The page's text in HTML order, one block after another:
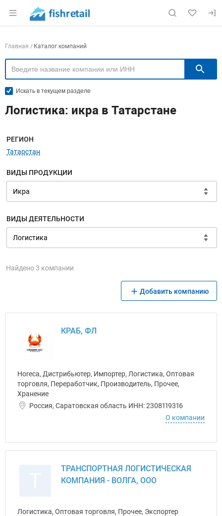
Раздел навигации по сайту fishretail.ru
Навигация по компаниям
Главная Каталог компаний
Искать в текущем разделе
Логистика: икра в Татарстане
Меню навигации
РЕГИОН
Татарстан
ВИДЫ ПРОДУКЦИИ
ВИДЫ ДЕЯТЕЛЬНОСТИ
Найдено 3 компании
Добавить компанию
КРАБ, ФЛ
Horeca, Дистрибьютер, Импортер, Логистика, Оптовая
торговля, Переработчик, Производитель, Прочее,
Хранение
Россия, Саратовская область ИНН: 2308119316
О компании
ТРАНСПОРТНАЯ ЛОГИСТИЧЕСКАЯ
КОМПАНИЯ - ВОЛГА, ООО
Логистика, Оптовая торговля, Прочее, Экспортер